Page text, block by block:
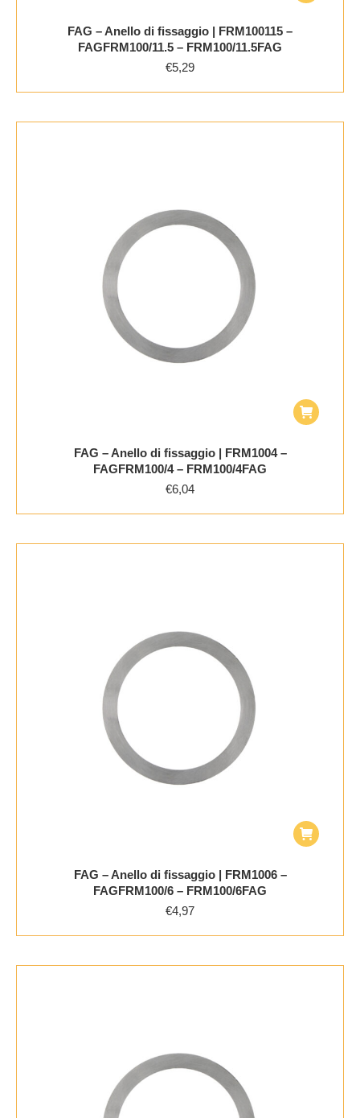
FAG – Anello di fissaggio | FRM100115 –
FAGFRM100/11.5 – FRM100/11.5FAG
€5,29
FAG – Anello di fissaggio | FRM1004 –
FAGFRM100/4 – FRM100/4FAG
€6,04
FAG – Anello di fissaggio | FRM1006 –
FAGFRM100/6 – FRM100/6FAG
€4,97